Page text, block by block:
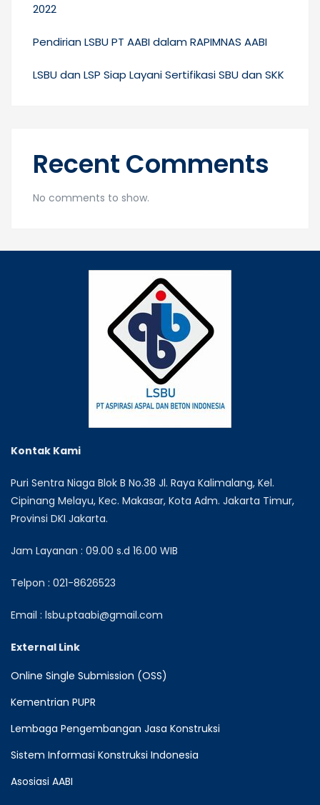
2022
Pendirian LSBU PT AABI dalam RAPIMNAS AABI
LSBU dan LSP Siap Layani Sertifikasi SBU dan SKK
Recent Comments
No comments to show.
Kontak Kami
Puri Sentra Niaga Blok B No.38 Jl. Raya Kalimalang, Kel.
Cipinang Melayu, Kec. Makasar, Kota Adm. Jakarta Timur,
Provinsi DKI Jakarta.
Jam Layanan : 09.00 s.d 16.00 WIB
Telpon : 021-8626523
Email : lsbu.ptaabi@gmail.com
External Link
Online Single Submission (OSS)
Kementrian PUPR
Lembaga Pengembangan Jasa Konstruksi
Sistem Informasi Konstruksi Indonesia
Asosiasi AABI